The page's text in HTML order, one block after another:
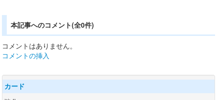
本記事へのコメント(全0件)
コメントはありません。
コメントの挿入
カード